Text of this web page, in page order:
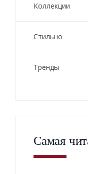
Коллекции
Стильно
Тренды
Самая